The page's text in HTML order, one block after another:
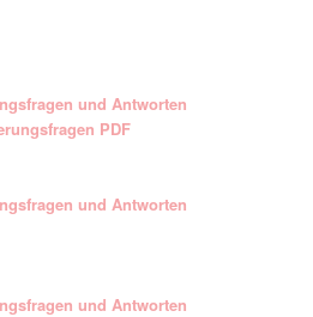
und Antworten
PDF
und Antworten
und Antworten